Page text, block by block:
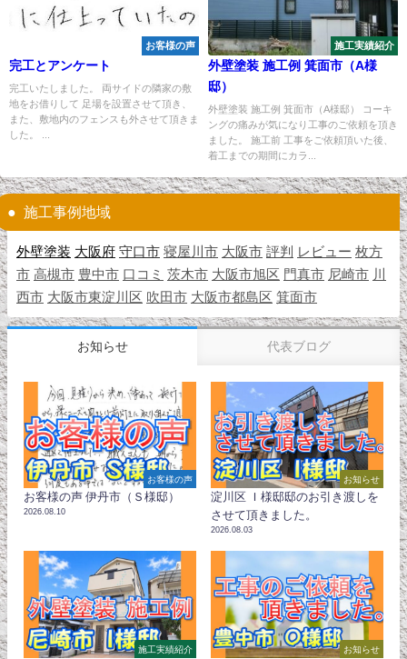
お客様の声
完工とアンケート
完工いたしました。 両サイドの隣家の敷
地をお借りして 足場を設置させて頂き、
また、敷地内のフェンスも外させて頂きま
した。 ...
施工実績紹介
外壁塗装 施工例 箕面市（A様
邸）
外壁塗装 施工例 箕面市（A様邸） コーキ
ングの痛みが気になり工事のご依頼を頂き
ました。 施工前 工事をご依頼頂いた後、
着工までの期間にカラ...
施工事例地域
外壁塗装 大阪府 守口市 寝屋川市 大阪市 評判 レビュー 枚方
市 高槻市 豊中市 口コミ 茨木市 大阪市旭区 門真市 尼崎市
川
西市 大阪市東淀川区 吹田市 大阪市都島区 箕面市
お知らせ 代表ブログ
お客様の声
お客様の声 伊丹市（Ｓ様邸）
2026.08.10
お知らせ
淀川区 Ｉ様邸邸のお引き渡しを
させて頂きました。
2026.08.03
施工実績紹介 お知らせ